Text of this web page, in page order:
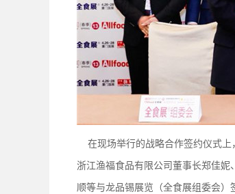
在现场举行的战略合作签约仪式上
浙江渔福食品有限公司董事长郑佳
顺等与龙品锡展览（全食展组委会